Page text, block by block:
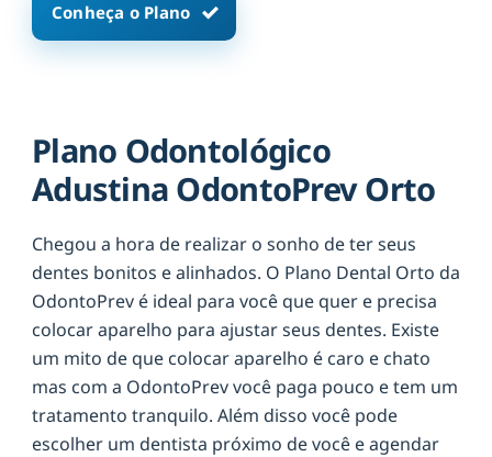
Conheça o Plano
Plano Odontológico
Adustina OdontoPrev Orto
Chegou a hora de realizar o sonho de ter seus
dentes bonitos e alinhados. O Plano Dental Orto da
OdontoPrev é ideal para você que quer e precisa
colocar aparelho para ajustar seus dentes. Existe
um mito de que colocar aparelho é caro e chato
mas com a OdontoPrev você paga pouco e tem um
tratamento tranquilo. Além disso você pode
escolher um dentista próximo de você e agendar